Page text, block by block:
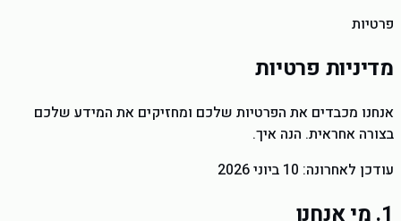
פרטיות
מדיניות פרטיות
אנחנו מכבדים את הפרטיות שלכם ומחזיקים את המידע שלכם
בצורה אחראית. הנה איך.
עודכן לאחרונה: 10 ביוני 2026
1. מי אנחנו